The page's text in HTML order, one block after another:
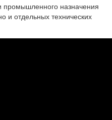
промышленного назначения
и отдельных технических